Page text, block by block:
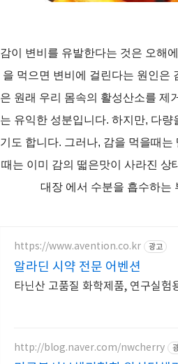
감이 변비를 유발한다는 것은 오해
을 먹으면 변비에 걸린다는 원인은
은 원래 우리 몸속의 활성산소를 제
는 유익한 성분입니다. 하지만, 다
기도 합니다. 그러나, 감을 먹을때
때는 이미 감의 떫은맛이 사라진 상
대장 에서 수분을 흡수하는
https://www.avention.co.kr 광고
알라딘 시약 전문 어벤션
타닌산 고품질 화학제품, 연구실험
http://blog.naver.com/nwcherry